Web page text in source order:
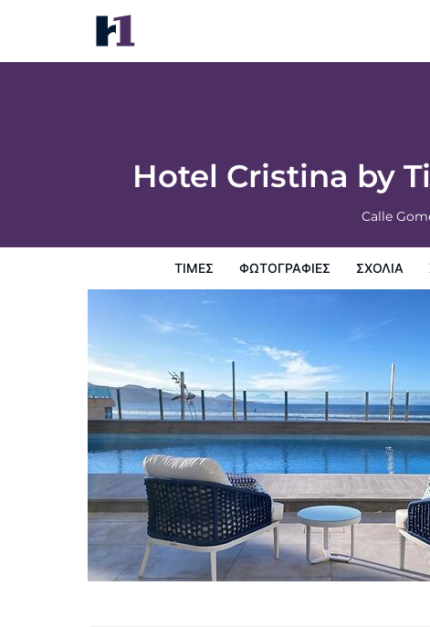
Hotel Cristina by
Calle
ΤΙΜΈΣ ΦΩΤΟΓΡΑΦΊΕΣ ΣΧΌΛΙΑ
Hotel Cristina by Tigotan Las Palmas -
Τιμές